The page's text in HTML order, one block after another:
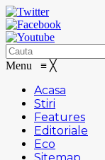
Menu ≡ ╳
Acasa
Stiri
Features
Editoriale
Eco